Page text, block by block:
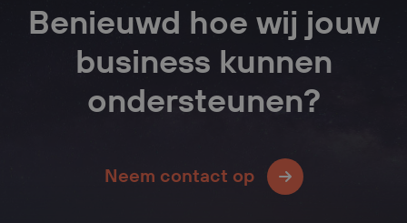
Benieuwd hoe wij jouw
business kunnen
ondersteunen?
Neem contact op